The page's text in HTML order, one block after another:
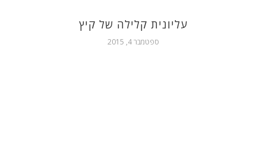
עליונית קלילה של קיץ
ספטמבר 4, 2015